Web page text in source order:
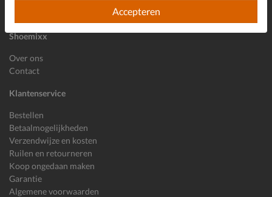
Shoemixx
Over ons
Contact
Klantenservice
Bestellen
Betaalmogelijkheden
Verzendwijze en kosten
Ruilen en retourneren
Koop ongedaan maken
Garantie
Algemene voorwaarden
Accepteren